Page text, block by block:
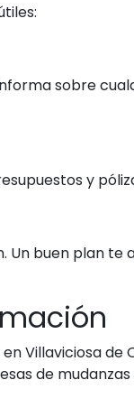
sobre
y
buen plan
Villaviciosa
de mudanzas